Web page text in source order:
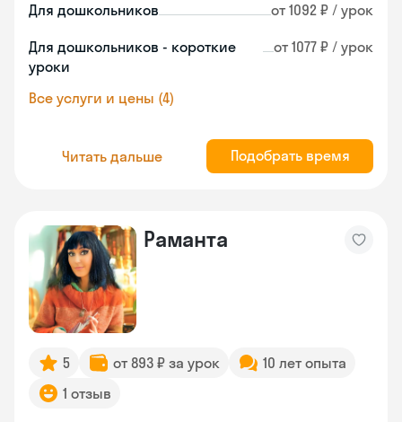
Для дошкольников от 1092 ₽ / урок
Для дошкольников - короткие
уроки
от 1077 ₽ / урок
Все услуги и цены (4)
Читать дальше Подобрать время
Раманта
5 от 893 ₽ за урок
10 лет опыта
1 отзыв